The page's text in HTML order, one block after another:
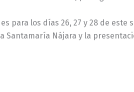
para los días 26, 27 y 28 de
Nájara y la